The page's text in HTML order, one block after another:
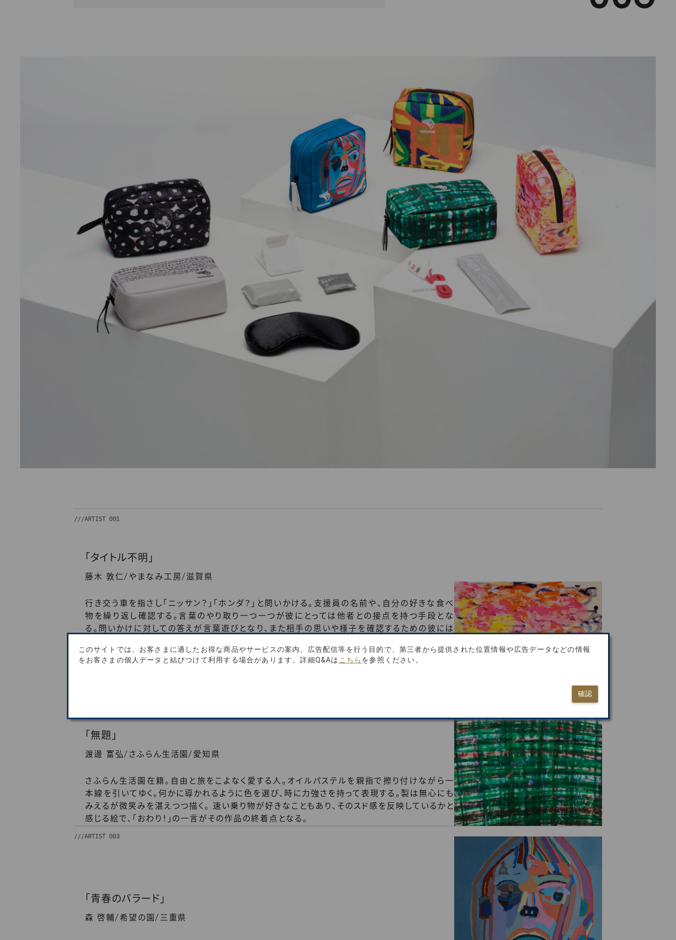
///ARTIST 001
「タイトル不明」
藤木 敦仁/ やまなみ工房/ 滋賀県
行き交う車を指さし「ニッサン？」「ホンダ？」と問いかける。支援員の名前や、自分の好きな食べ
物を繰り返し確認する。言葉のやり取り一つ一つが彼にとっては他者との接点を持つ手段とな
る。問いかけに対しての答えが言葉遊びとなり、また相手の思いや様子を確認するための彼には
員との会話を楽しみながら繰り返し作品制作は行われる。自分が好む自動車や食べ物、人物を
「無題」
渡邊 富弘/ さふらん生活園/ 愛知県
さふらん生活園在籍。自由と旅をこよなく愛する人。オイルパステルを親指で擦り付けながら一
本線を引いてゆく。何かに導かれるように色を選び、時に力強さを持って表現する。製は無心にも
みえるが微笑みを湛えつつ描く。 速い乗り物が好きなこともあり、そのスド感を反映しているかと
感じる絵で、「おわり！」の一言がその作品の終着点となる。
///ARTIST 003
「青春のバラード」
森 啓輔/ 希望の園 / 三重県
このサイトでは、お客さまに適したお得な商品やサービスの案内、広告配信等を行う目的で、第三者から提供された位置情報や広告データなどの情報
をお客さまの個人データと結びつけて利用する場合があります。詳細Q&Aは こちら を参照ください。
確認